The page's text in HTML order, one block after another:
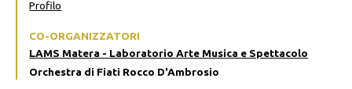
Profilo
CO-ORGANIZZATORI
LAMS Matera - Laboratorio Arte Musica e Spettacolo
Orchestra di Fiati Rocco D'Ambrosio